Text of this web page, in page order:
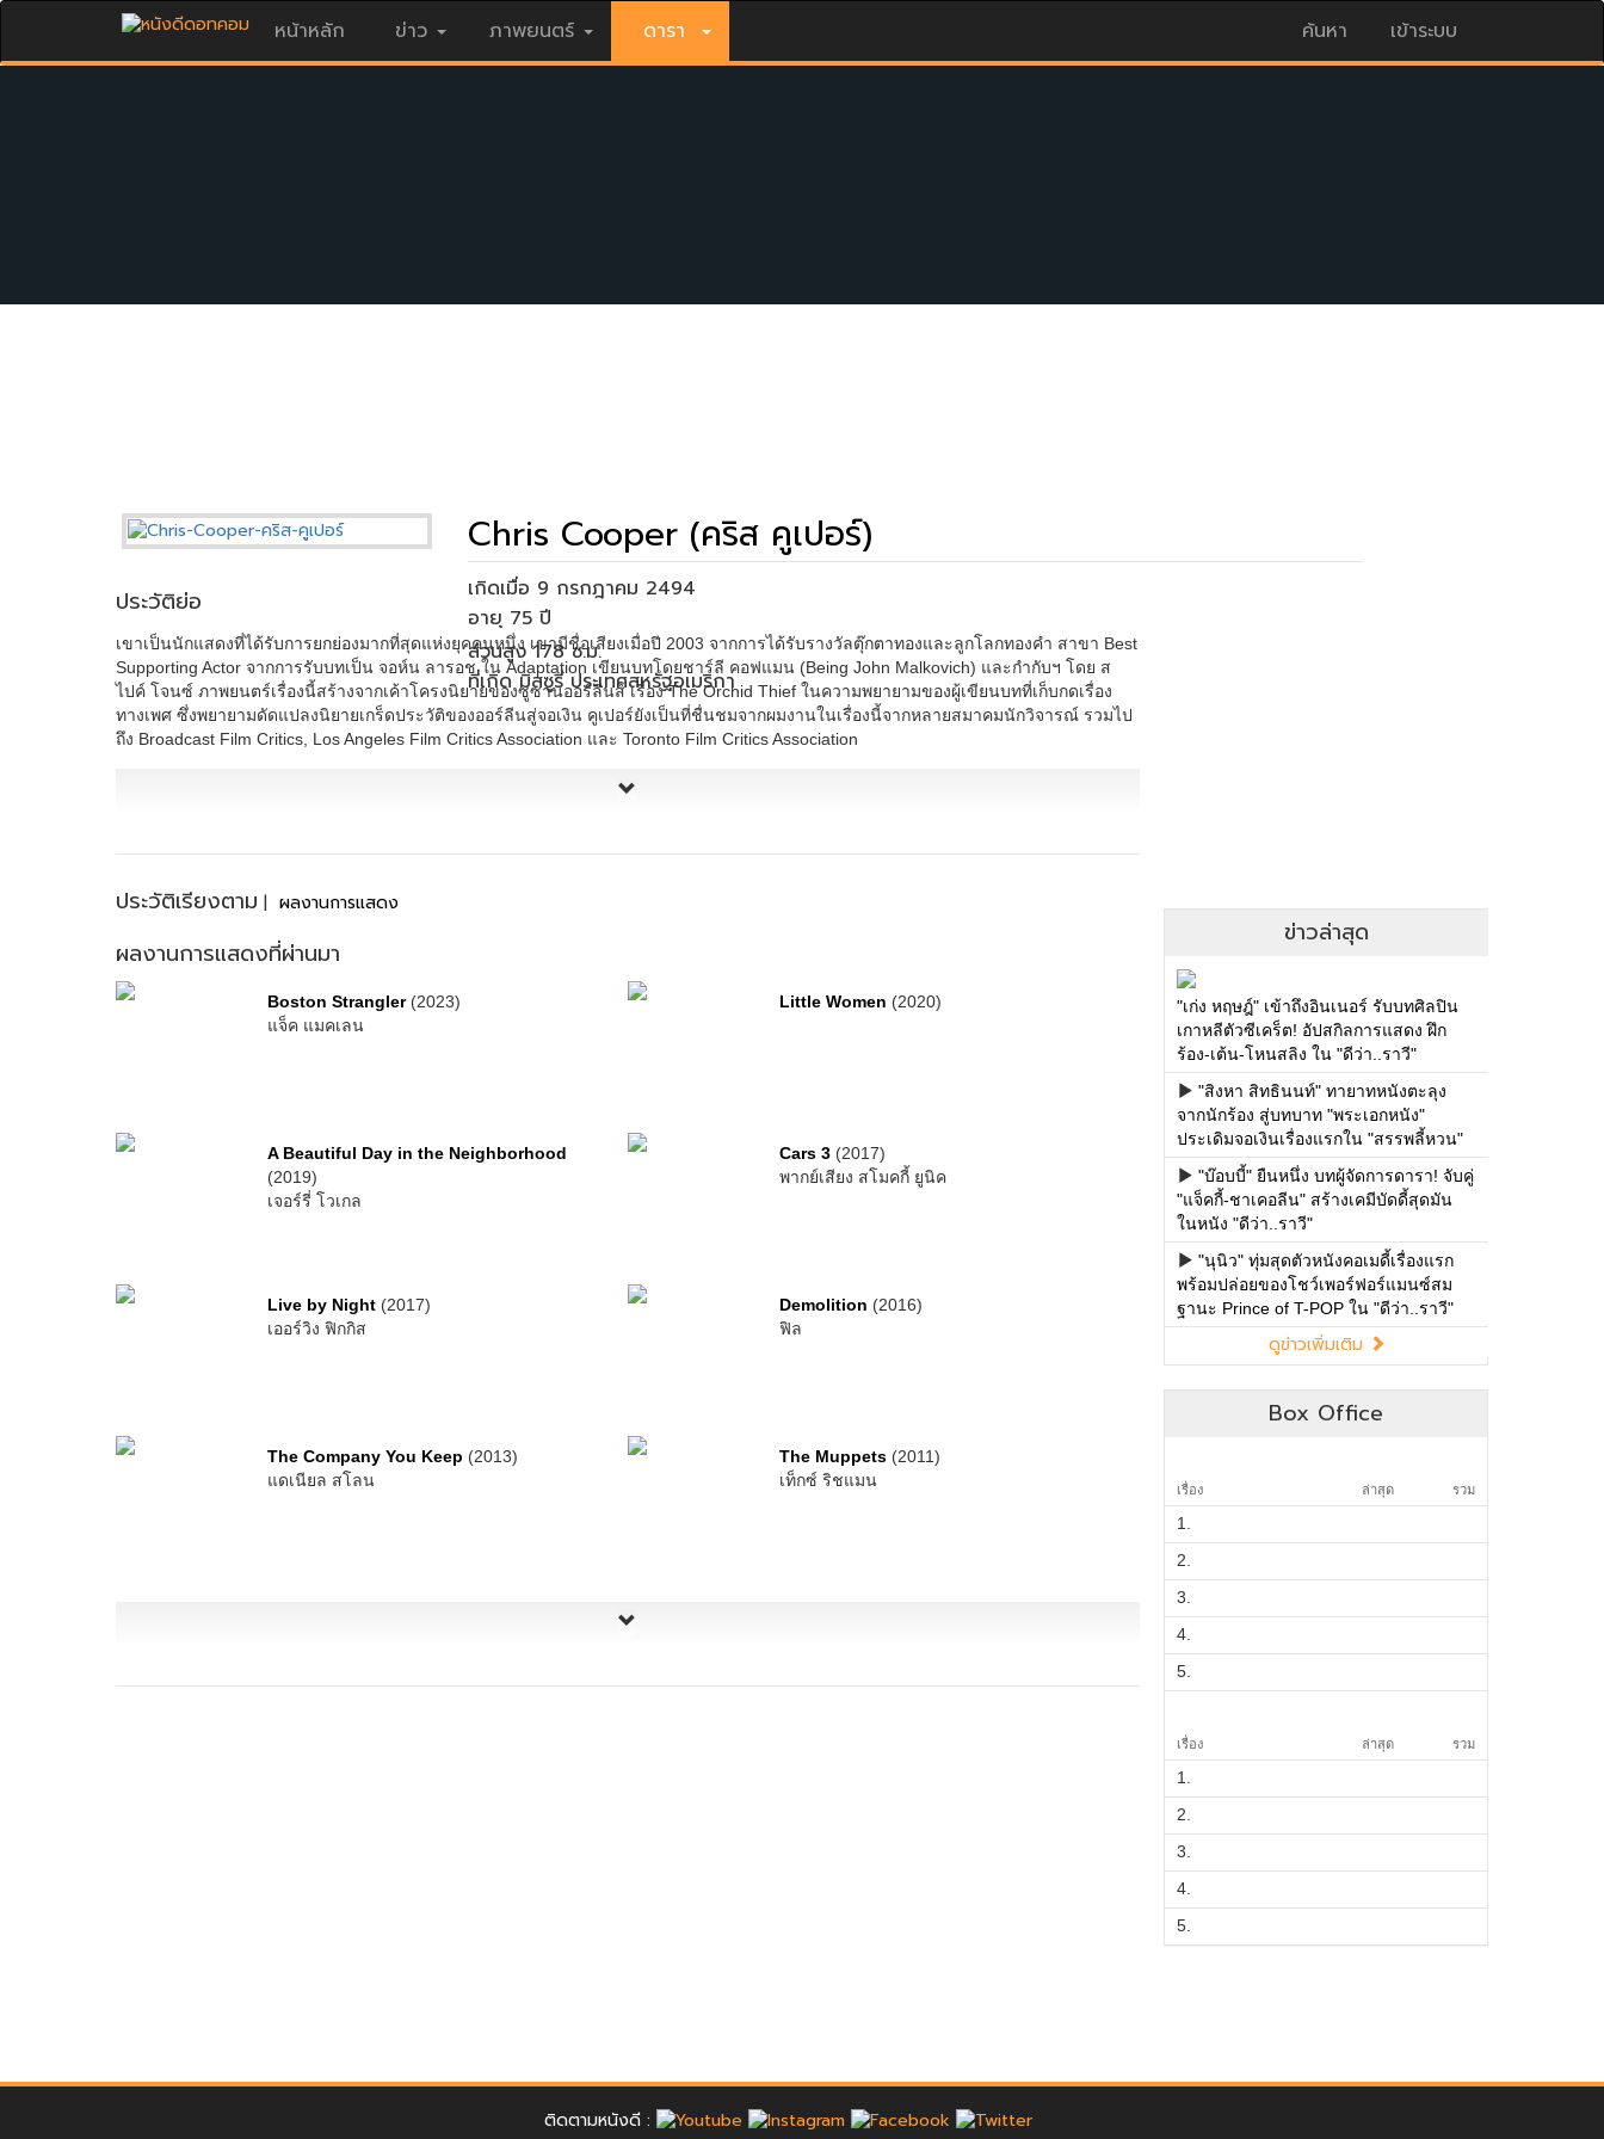
หน้าหลัก ข่าว ภาพยนตร์ ดารา ค้นหา เข้าระบบ
Chris Cooper (คริส คูเปอร์)
เกิดเมื่อ 9 กรกฎาคม 2494
ส่วนสูง 178 ซ.ม.
ที่เกิด มิสซูรี่ ประเทศสหรัฐอเมริกา
ประวัติย่อ
เขาเป็นนักแสดงที่ได้รับการยกย่องมากที่สุดแห่งยุคคนหนึ่ง เขามีชื่อเสียงเมื่อปี 2003 จากการได้รับรางวัลตุ๊กตาทองและลูกโลกทองคำ สาขา Best
Supporting Actor จากการรับบทเป็น จอห์น ลารอช ใน Adaptation เขียนบทโดยชาร์ลี คอฟแมน (Being John Malkovich) และกำกับฯ โดย ส
ไปค์ โจนซ์ ภาพยนตร์เรื่องนี้สร้างจากเค้าโครงนิยายของซูซานออร์ลีนส์ เรื่อง The Orchid Thief ในความพยายามของผู้เขียนบทที่เก็บกดเรื่อง
ทางเพศ ซึ่งพยายามดัดแปลงนิยายเกร็ดประวัติของออร์ลีนสู่จอเงิน คูเปอร์ยังเป็นที่ชื่นชมจากผมงานในเรื่องนี้จากหลายสมาคมนักวิจารณ์ รวมไป
ถึง Broadcast Film Critics, Los Angeles Film Critics Association และ Toronto Film Critics Association
ประวัติเรียงตาม | ผลงานการแสดง
ผลงานการแสดงที่ผ่านมา
Boston Strangler(2023)
แจ็ค แมคเลน
Little Women (2020)
A Beautiful Day in the Neighborhood
(2019)
เจอร์รี่ โวเกล
Cars 3(2017)
พากย์เสียง สโมคกี้ ยูนิค
Live by Night (2017)
เออร์วิง ฟิกกิส
Demolition (2016)
ฟิล
The Company You Keep (2013)
แดเนียล สโลน
The Muppets(2011)
เท็กซ์ ริชแมน
Box Office
เรื่อง ล่าสุด รวม
1.
2.
3.
4.
5.
เรื่อง ล่าสุด รวม
1.
2.
3.
4.
5.
ติดตามหนังดี :